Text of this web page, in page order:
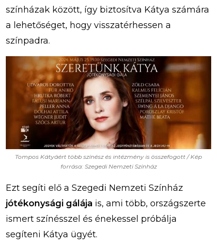
színházak között, így biztosítva Kátya számára
a lehetőséget, hogy visszatérhessen a
színpadra.
Tompos Kátyáért több színész és intézmény is összefogott / Kép
forrása: Szegedi Nemzeti Színház
Ezt segíti elő a Szegedi Nemzeti Színház
jótékonysági gálája is, ami több, országszerte
ismert színésszel és énekessel próbálja
segíteni Kátya ügyét.